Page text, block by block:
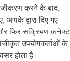
करने के बाद,
द्वारा दिए गए
फिर सक्रियण कनेक्ट
उपयोगकर्ताओं के
होता है।